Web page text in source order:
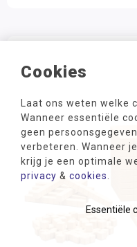
Cookies
Laat ons weten welke
Wanneer essentiële
geen
verbeteren. Wanneer
krijg je een optimale
privacy & cookies
Essentiële